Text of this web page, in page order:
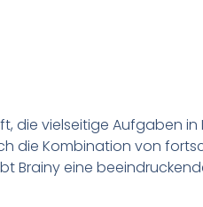
die vielseitige Aufgaben
die Kombination von
Brainy eine